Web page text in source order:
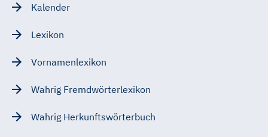
Kalender
Lexikon
Vornamenlexikon
Wahrig Fremdwörterlexikon
Wahrig Herkunftswörterbuch